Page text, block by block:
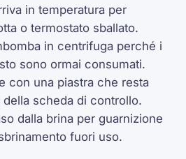
in temperatura per
o termostato sballato.
in centrifuga perché i
sono ormai consumati.
con una piastra che resta
scheda di controllo.
dalla brina per guarnizione
fuori uso.